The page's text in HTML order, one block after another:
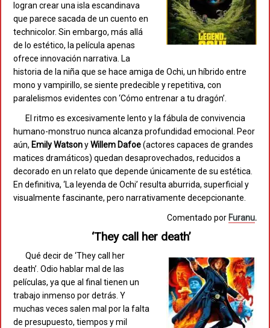
logran crear una isla escandinava
que parece sacada de un cuento en
technicolor. Sin embargo, más allá
de lo estético, la película apenas
ofrece innovación narrativa. La
historia de la niña que se hace amiga de Ochi, un híbrido entre
mono y vampirillo, se siente predecible y repetitiva, con
paralelismos evidentes con ‘Cómo entrenar a tu dragón’.
El ritmo es excesivamente lento y la fábula de convivencia
humano-monstruo nunca alcanza profundidad emocional. Peor
aún, Emily WatsonyWillem Dafoe(actores capaces de grandes
matices dramáticos) quedan desaprovechados, reducidos a
decorado en un relato que depende únicamente de su estética.
En definitiva, ‘La leyenda de Ochi’ resulta aburrida, superficial y
visualmente fascinante, pero narrativamente decepcionante.
Comentado por Furanu.
‘They call her death’
Qué decir de ‘They call her
death’. Odio hablar mal de las
películas, ya que al final tienen un
trabajo inmenso por detrás. Y
muchas veces salen mal por la falta
de presupuesto, tiempos y mil